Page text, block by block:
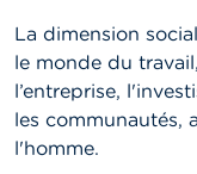
d
e
E
m
p
La dimension
le monde du
l’entreprise,
les communautés,
l'homme.